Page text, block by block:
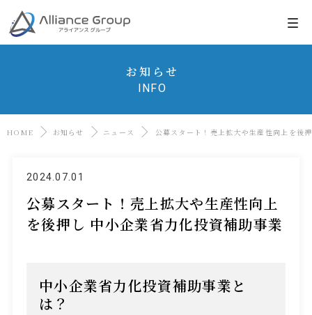
お知らせ
INFO
HOME お知らせ ニュース 公募スタート！売上拡大や生産性向上を後
2024.07.01
公募スタート！売上拡大や生産性向上
を後押し 中小企業省力化投資補助事業
中小企業省力化投資補助事業と
は？